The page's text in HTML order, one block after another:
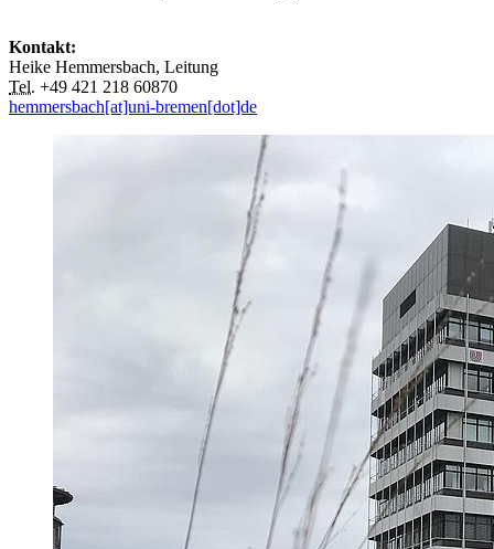
Kontakt:
Heike Hemmersbach, Leitung
Tel. +49 421 218 60870
hemmersbach[at]uni-bremen[dot]de